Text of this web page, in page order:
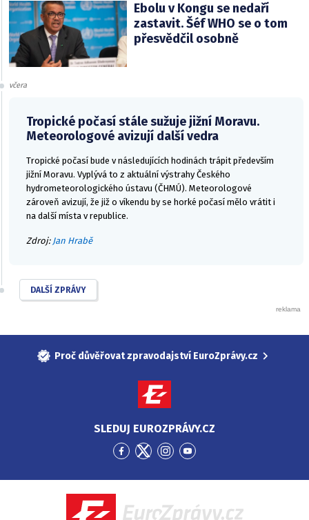
Ebolu v Kongu se nedaří
zastavit. Šéf WHO se o tom
přesvědčil osobně
včera
Tropické počasí stále sužuje jižní Moravu.
Meteorologové avizují další vedra
Tropické počasí bude v následujících hodinách trápit především
jižní Moravu. Vyplývá to z aktuální výstrahy Českého
hydrometeorologického ústavu (ČHMÚ). Meteorologové
zároveň avizují, že již o víkendu by se horké počasí mělo vrátit i
na další místa v republice.
Zdroj: Jan Hrabě
DALŠÍ ZPRÁVY
Proč důvěřovat zpravodajství EuroZprávy.cz
SLEDUJ EUROZPRÁVY.CZ
Přejít
Facebook
Přejít
Twitter
Přejít
Instagram
Přejít
YouTube
EuroZprávy.cz